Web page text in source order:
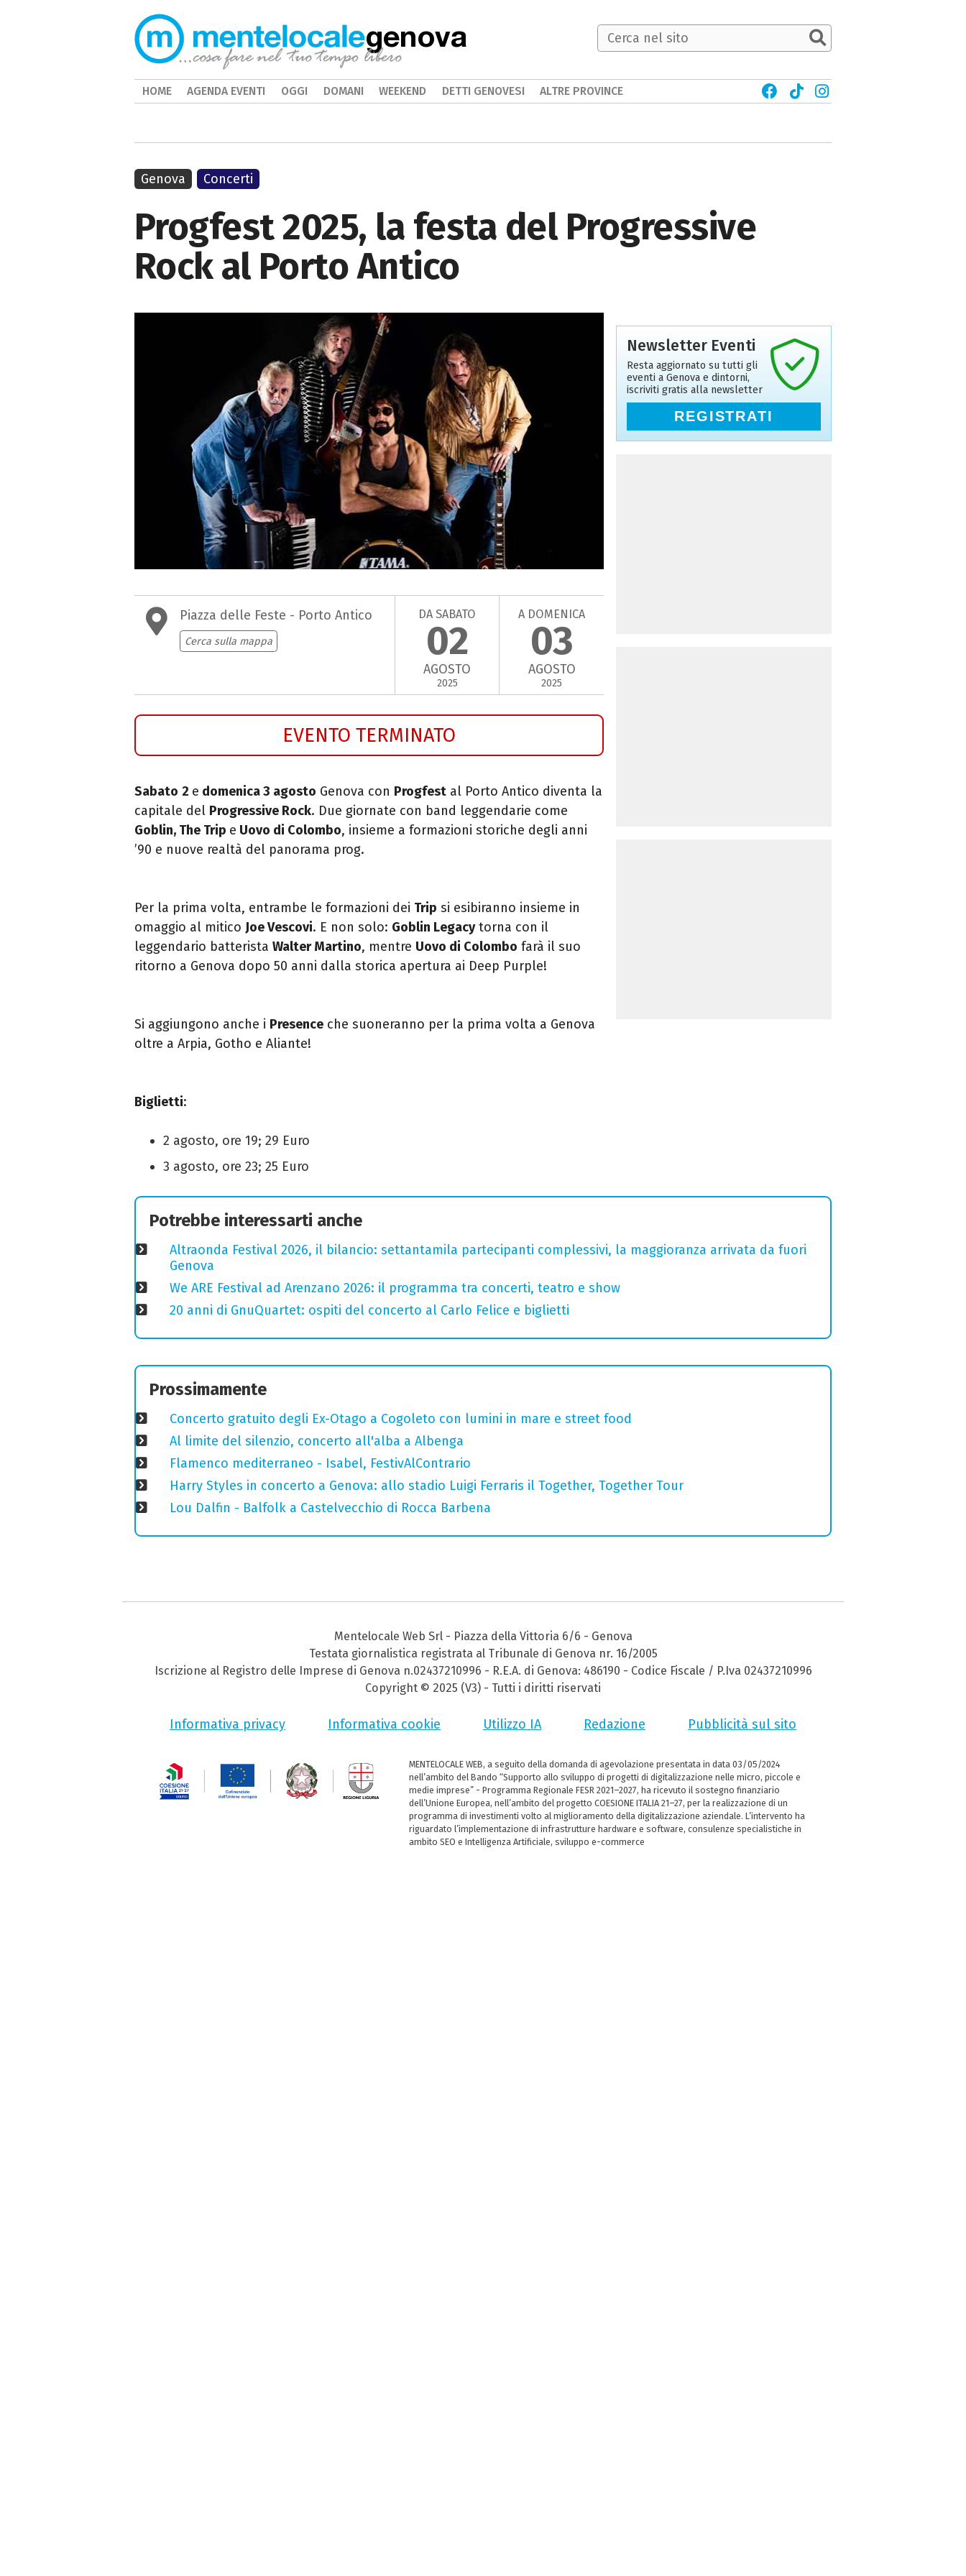
Progfest 2025, la festa del Progressive
Rock al Porto Antico
Piazza delle Feste - Porto Antico
Cerca sulla mappa
DA SABATO
02
AGOSTO
2025
A DOMENICA
03
AGOSTO
2025
EVENTO TERMINATO
Sabato 2 e domenica 3 agosto Genova con Progfest al Porto Antico diventa la
capitale del Progressive Rock. Due giornate con band leggendarie come
Goblin, The Trip e Uovo di Colombo, insieme a formazioni storiche degli anni
’90 e nuove realtà del panorama prog.
Per la prima volta, entrambe le formazioni dei Trip si esibiranno insieme in
omaggio al mitico Joe Vescovi. E non solo: Goblin Legacytorna con il
leggendario batterista Walter Martino, mentre Uovo di Colombo farà il suo
ritorno a Genova dopo 50 anni dalla storica apertura ai Deep Purple!
Si aggiungono anche i Presence che suoneranno per la prima volta a Genova
oltre a Arpia, Gotho e Aliante!
Biglietti:
2 agosto, ore 19; 29 Euro
3 agosto, ore 23; 25 Euro
Genova Concerti
Newsletter Eventi
Resta aggiornato su tutti gli
eventi a Genova e dintorni,
iscriviti gratis alla newsletter
REGISTRATI
Potrebbe interessarti anche
Altraonda Festival 2026, il bilancio: settantamila partecipanti complessivi, la maggioranza arrivata da fuori
Genova
We ARE Festival ad Arenzano 2026: il programma tra concerti, teatro e show
20 anni di GnuQuartet: ospiti del concerto al Carlo Felice e biglietti
Prossimamente
Concerto gratuito degli Ex-Otago a Cogoleto con lumini in mare e street food
Al limite del silenzio, concerto all'alba a Albenga
Flamenco mediterraneo - Isabel, FestivAlContrario
Harry Styles in concerto a Genova: allo stadio Luigi Ferraris il Together, Together Tour
Lou Dalfin - Balfolk a Castelvecchio di Rocca Barbena
genova
HOME AGENDA EVENTI OGGI DOMANI WEEKEND DETTI GENOVESI ALTRE PROVINCE
Mentelocale Web Srl - Piazza della Vittoria 6/6 - Genova
Testata giornalistica registrata al Tribunale di Genova nr. 16/2005
Iscrizione al Registro delle Imprese di Genova n.02437210996 - R.E.A. di Genova: 486190 - Codice Fiscale / P.Iva 02437210996
Copyright © 2025 (V3) - Tutti i diritti riservati
Informativa privacy Informativa cookie Utilizzo IA Redazione Pubblicità sul sito
MENTELOCALE WEB, a seguito della domanda di agevolazione presentata in data 03/05/2024
nell’ambito del Bando “Supporto allo sviluppo di progetti di digitalizzazione nelle micro, piccole e
medie imprese” - Programma Regionale FESR 2021–2027, ha ricevuto il sostegno finanziario
dell’Unione Europea, nell’ambito del progetto COESIONE ITALIA 21–27, per la realizzazione di un
programma di investimenti volto al miglioramento della digitalizzazione aziendale. L’intervento ha
riguardato l’implementazione di infrastrutture hardware e software, consulenze specialistiche in
ambito SEO e Intelligenza Artificiale, sviluppo e-commerce